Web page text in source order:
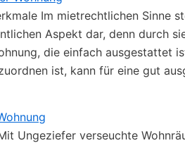
Im mietrechtlichen Sinne
Aspekt dar, denn durch
die einfach ausgestattet
ist, kann für eine gut
Ungeziefer verseuchte